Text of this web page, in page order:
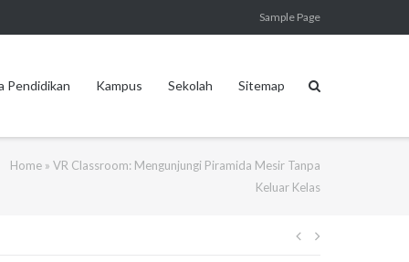
Sample Page
Pendidikan Kampus Sekolah Sitemap
Home » VR Classroom: Mengunjungi Piramida Mesir Tanpa
Keluar Kelas
Post